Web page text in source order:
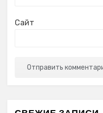
Сайт